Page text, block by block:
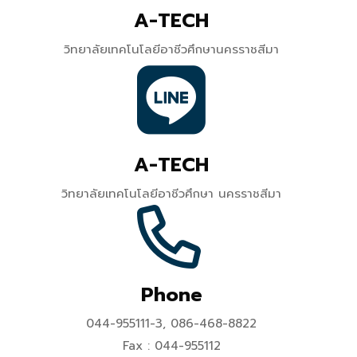
A-TECH
วิทยาลัยเทคโนโลยีอาชีวศึกษานครราชสีมา
A-TECH
วิทยาลัยเทคโนโลยีอาชีวศึกษา นครราชสีมา
Phone
044-955111-3, 086-468-8822
Fax : 044-955112